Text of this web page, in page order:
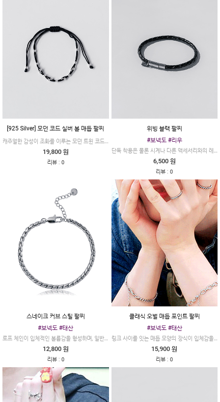
[925 Silver] 모던 코드 실버 볼 매듭 팔찌
캐주얼한 감성이 조화를 이루는 모던 트윈 코드 실버 볼 매듭 브레이슬릿입니다.
19,800 원
리뷰: 0
위빙 블랙 팔찌
#보넥도 #리우
단독 착용은 물론 시계나 다른 액세서리와의 레이어드에도 탁월한 조화를 이룹니다.
6,500 원
리뷰 :0
스네이크 커브 스틸 팔찌
#보넥도 #태산
로프 체인이 입체적인 볼륨감을 형성하며, 일반적인 체인보다 훨씬 풍부한 광택을 자랑합니다.
12,800 원
리뷰: 0
클래식 오벌 매듭 포인트 팔찌
#보넥도 #태산
링크 사이를 잇는 매듭 모양의 장식이 입체감을 더해주어, 단조롭지 않은 유니크한 무드를 자아냅니다.
15,900 원
리뷰 :0